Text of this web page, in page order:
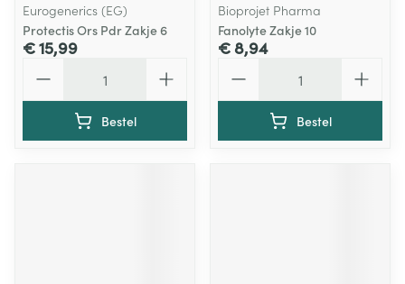
Eurogenerics (EG)
Protectis Ors Pdr Zakje 6
€ 15,99
Bestel
Bioprojet Pharma
Fanolyte Zakje 10
€ 8,94
Bestel